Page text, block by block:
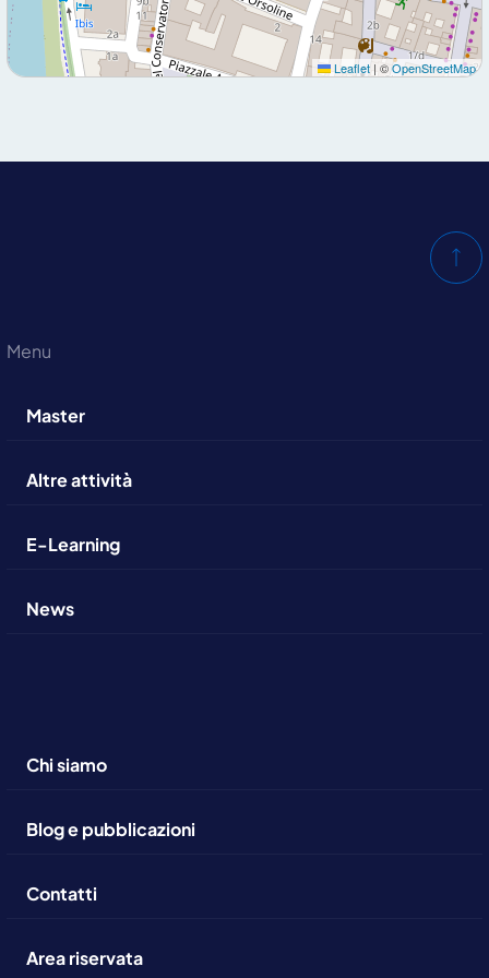
Leaflet | ©OpenStreetMap
Menu
Master
Altre attività
E-Learning
News
Chi siamo
Blog e pubblicazioni
Contatti
Area riservata